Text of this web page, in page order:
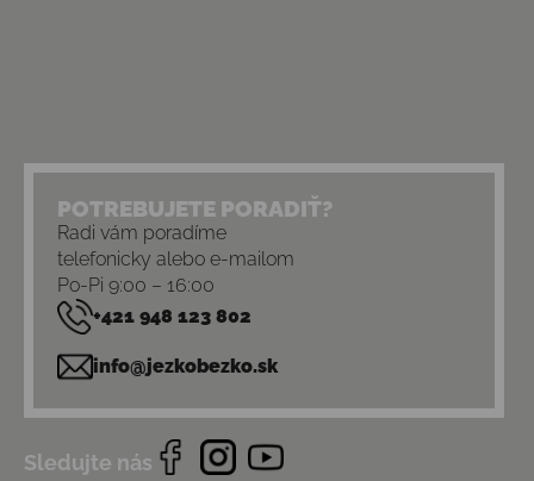
POTREBUJETE PORADIŤ?
Radi vám poradíme
telefonicky alebo e-mailom
Po-Pi 9:00 – 16:00
+421 948 123 802
info@jezkobezko.sk
Sledujte nás